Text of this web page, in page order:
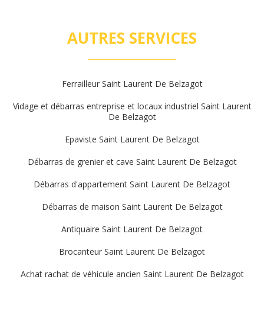
AUTRES SERVICES
Ferrailleur Saint Laurent De Belzagot
Vidage et débarras entreprise et locaux industriel Saint Laurent
De Belzagot
Epaviste Saint Laurent De Belzagot
Débarras de grenier et cave Saint Laurent De Belzagot
Débarras d'appartement Saint Laurent De Belzagot
Débarras de maison Saint Laurent De Belzagot
Antiquaire Saint Laurent De Belzagot
Brocanteur Saint Laurent De Belzagot
Achat rachat de véhicule ancien Saint Laurent De Belzagot